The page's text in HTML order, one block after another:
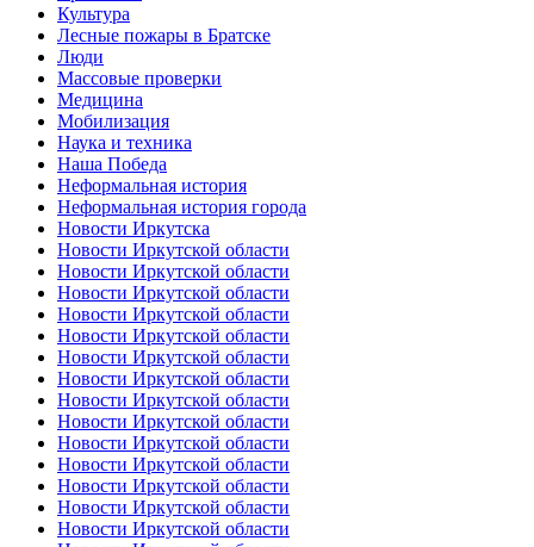
Культура
Лесные пожары в Братске
Люди
Массовые проверки
Медицина
Мобилизация
Наука и техника
Наша Победа
Неформальная история
Неформальная история города
Новости Иркутска
Новости Иркутской области
Новости Иркутской области
Новости Иркутской области
Новости Иркутской области
Новости Иркутской области
Новости Иркутской области
Новости Иркутской области
Новости Иркутской области
Новости Иркутской области
Новости Иркутской области
Новости Иркутской области
Новости Иркутской области
Новости Иркутской области
Новости Иркутской области